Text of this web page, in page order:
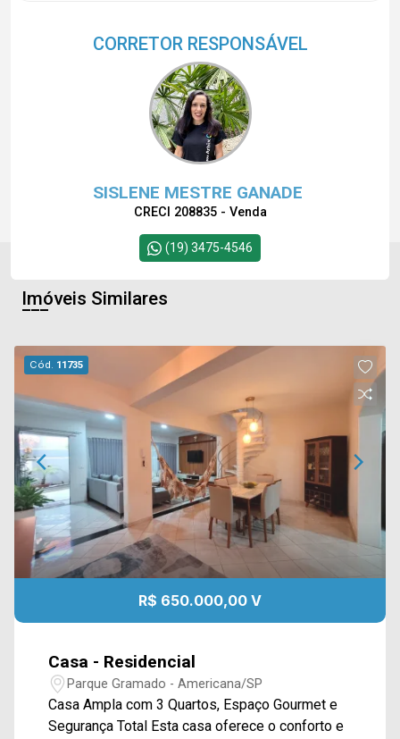
CORRETOR RESPONSÁVEL
SISLENE MESTRE GANADE
CRECI 208835 - Venda
(19) 3475-4546
Imóveis Similares
Cód. 11735
R$ 650.000,00 V
Casa - Residencial
Parque Gramado - Americana/SP
Casa Ampla com 3 Quartos, Espaço Gourmet e
Segurança Total Esta casa oferece o conforto e